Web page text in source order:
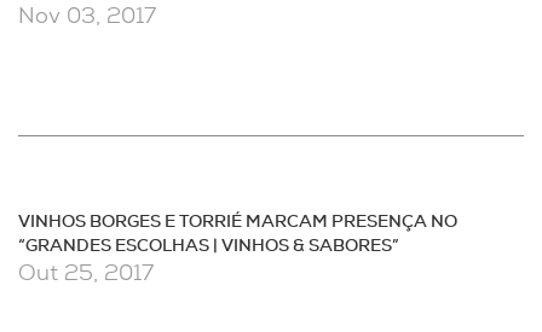
Nov 03, 2017
VINHOS BORGES E TORRIÉ MARCAM PRESENÇA NO
“GRANDES ESCOLHAS | VINHOS & SABORES”
Out 25, 2017